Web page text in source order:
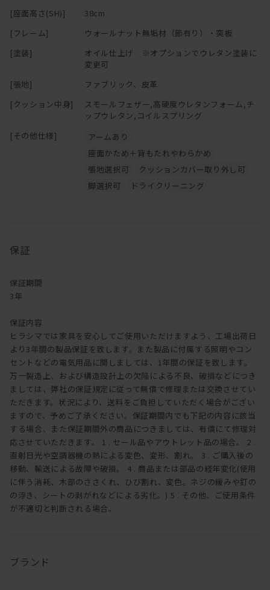
ホームパーティーのときは料理を大皿で並べても。。。。
す。
が・・・
クッションは取り外しの出来るカバーリングタイプなのでドライク
ソファと一緒に替えカバーもお求め頂けますので、
季節ごとに違った色でお楽しみ頂くのもお薦めです！
※「節少なめ」のご注文につきましては、別途お見積りにて承って
おります。
[座面高さ(SH)]
38cm
[フレーム]
ウォールナット無垢材（節有り）・突板
[塗装]
オイル仕上げ ※オプションでウレタン塗装に
変更可
[張地]
ファブリック、皮革
[クッション中身]
スモールフェザー,高硬度ウレタンフォーム,チ
ップウレタン,コイルスプリング
[その他仕様]
アームあり
座面かため＋背もたれやわらかめ
張地選択可
クッションカバー取り外し可
脚選択可
ドライクリーニング
保証
保証期間
3年
保証内容
ヒラシマでは家具を安心してご使用いただけますよう、工場出荷日
より3年間の製品保証を致します。また製品に付属する照明やコン
セントなどの電気用品に関しましては、1年間の保証を致します。
万一製造上、および構造設計上の欠陥による不良、破損などにつき
ましては、弊社の保証規定に従って無償で修理または交換させてい
ただきます。状況により、送料をご負担していただく場合がござい
ますので、予めご了承ください。保証期間内でも下記の内容に該当
する場合、また保証期間外の商品につきましては、有償にて修理対
応させていただきます。 1 . セール品やアウトレット品の場合。 2 .
直射日光や空調器機の熱による変色、変形、割れ。 3 . ご購入後の
移動、輸送による故障や破損。 4 . 商品または部品の経年変化(使用
に伴う消耗、木部のささくれ、ひび割れ、変色。ネジの緩みや釘の
の浮き、シートの剥がれなどによる劣化。) 5 . その他、ご使用条件
が不適切と判断される場合。
ブランド